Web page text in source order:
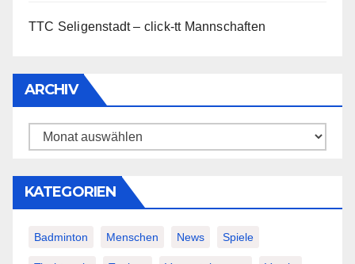
TTC Seligenstadt – click-tt Mannschaften
ARCHIV
Archiv
KATEGORIEN
Badminton Menschen News Spiele